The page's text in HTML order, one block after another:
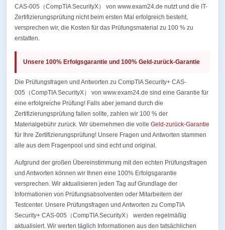
CAS-005（CompTIA SecurityX） von www.exam24.de nutzt und die IT-
Zertifizierungsprüfung nicht beim ersten Mal erfolgreich besteht,
versprechen wir, die Kosten für das Prüfungsmaterial zu 100 % zu
erstatten.
Unsere 100% Erfolgsgarantie und 100% Geld-zurück-Garantie
Die Prüfungsfragen und Antworten zu CompTIA Security+ CAS-
005（CompTIA SecurityX） von www.exam24.de sind eine Garantie für
eine erfolgreiche Prüfung! Falls aber jemand durch die
Zertifizierungsprüfung fallen sollte, zahlen wir 100 % der
Materialgebühr zurück. Wir übernehmen die volle Geld-zurück-Garantie
für Ihre Zertifizierungsprüfung! Unsere Fragen und Antworten stammen
alle aus dem Fragenpool und sind echt und original.
Aufgrund der großen Übereinstimmung mit den echten Prüfungsfragen
und Antworten können wir Ihnen eine 100% Erfolgsgarantie
versprechen. Wir aktualisieren jeden Tag auf Grundlage der
Informationen von Prüfungsabsolventen oder Mitarbeitern der
Testcenter. Unsere Prüfungsfragen und Antworten zu CompTIA
Security+ CAS-005（CompTIA SecurityX） werden regelmäßig
aktualisiert. Wir werten täglich Informationen aus den tatsächlichen